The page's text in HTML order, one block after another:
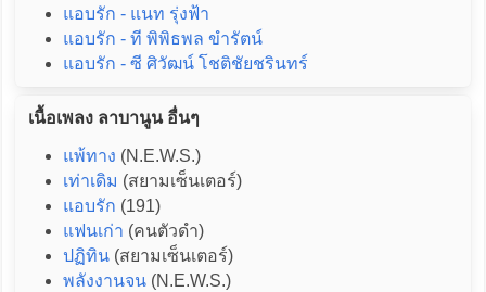
แอบรัก - แนท รุ่งฟ้า
แอบรัก - ที พิพิธพล ขำรัตน์
แอบรัก - ซี ศิวัฒน์ โชติชัยชรินทร์
เนื้อเพลง ลาบานูน อื่นๆ
แพ้ทาง (N.E.W.S.)
เท่าเดิม (สยามเซ็นเตอร์)
แอบรัก (191)
แฟนเก่า (คนตัวดำ)
ปฏิทิน(สยามเซ็นเตอร์)
พลังงานจน(N.E.W.S.)